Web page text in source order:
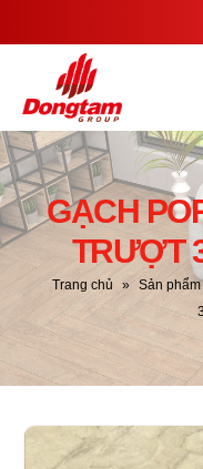
GẠCH
TRƯỢT
Trang chủ » Sản phẩm